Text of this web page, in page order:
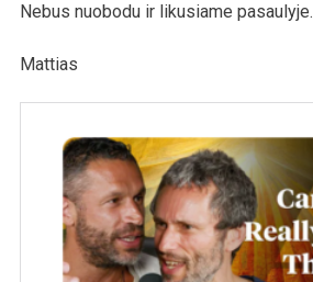
Nebus nuobodu ir likusiame pasaulyje.
Mattias